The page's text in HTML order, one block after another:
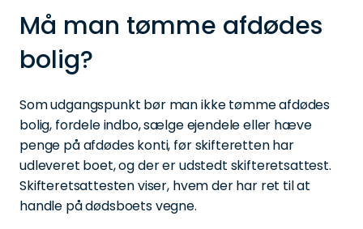
Må man tømme afdødes
bolig?
Som udgangspunkt bør man ikke tømme afdødes
bolig, fordele indbo, sælge ejendele eller hæve
penge på afdødes konti, før skifteretten har
udleveret boet, og der er udstedt skifteretsattest.
Skifteretsattesten viser, hvem der har ret til at
handle på dødsboets vegne.